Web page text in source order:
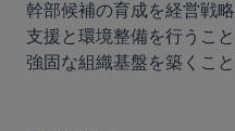
幹部候補の育成を経営戦
支援と環境整備を行うこ
強固な組織基盤を築くこ